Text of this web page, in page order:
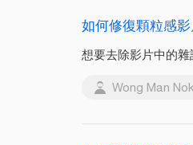
如何修復顆粒感
想要去除影片中的
Wong Man Nok